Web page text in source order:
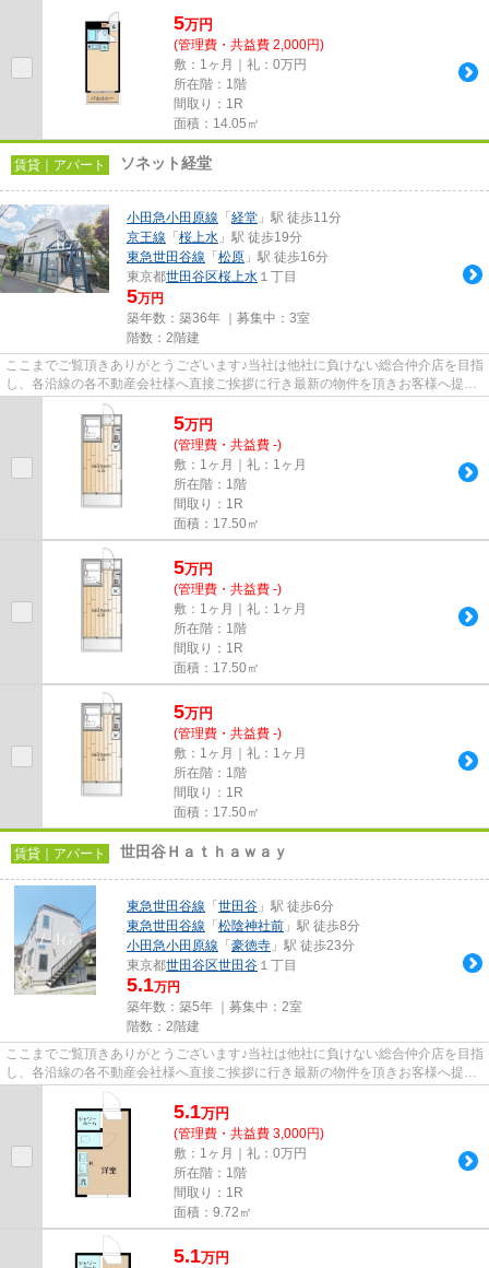
5万円
(管理費・共益費 2,000円)
敷：1ヶ月｜礼：0万円
所在階：1階
間取り：1R
面積：14.05㎡
賃貸｜アパート ソネット経堂
小田急小田原線 「 経堂 」駅 徒歩11分
京王線 「 桜上水 」駅 徒歩19分
東急世田谷線 「 松原 」駅 徒歩16分
東京都世田谷区桜上水 １丁目
5万円
築年数：築36年 ｜募集中： 3室
階数：2階建
ここまでご覧頂きありがとうございます♪当社は他社に負けない総合仲介店を目指
し、各沿線の各不動産会社様へ直接ご挨拶に行き最新の物件を頂きお客様へ提供
しております！最新の情報は...
5万円
(管理費・共益費 -)
敷：1ヶ月｜礼：1ヶ月
所在階：1階
間取り：1R
面積：17.50㎡
5万円
(管理費・共益費 -)
敷：1ヶ月｜礼：1ヶ月
所在階：1階
間取り：1R
面積：17.50㎡
5万円
(管理費・共益費 -)
敷：1ヶ月｜礼：1ヶ月
所在階：1階
間取り：1R
面積：17.50㎡
賃貸｜アパート 世田谷Ｈａｔｈａｗａｙ
東急世田谷線 「 世田谷 」駅 徒歩6分
東急世田谷線 「 松陰神社前 」駅 徒歩8分
小田急小田原線 「 豪徳寺 」駅 徒歩23分
東京都世田谷区世田谷 １丁目
5.1万円
築年数：築5年 ｜募集中： 2室
階数：2階建
ここまでご覧頂きありがとうございます♪当社は他社に負けない総合仲介店を目指
し、各沿線の各不動産会社様へ直接ご挨拶に行き最新の物件を頂きお客様へ提供
しております！最新の情報は...
5.1万円
(管理費・共益費 3,000円)
敷：1ヶ月｜礼：0万円
所在階：1階
間取り：1R
面積：9.72㎡
5.1万円